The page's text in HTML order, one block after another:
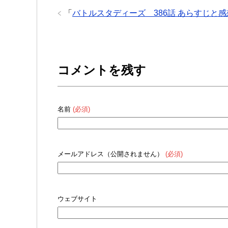
「 バトルスタディーズ 386話 あらすじと感
コメントを残す
名前 (必須)
メールアドレス（公開されません） (必須)
ウェブサイト